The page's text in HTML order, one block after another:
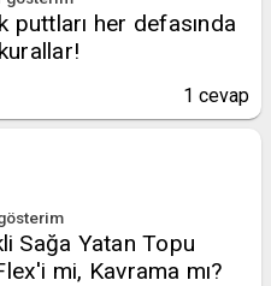
puttları her defasında
1 cevap
Sağa Yatan Topu
mi, Kavrama mı?